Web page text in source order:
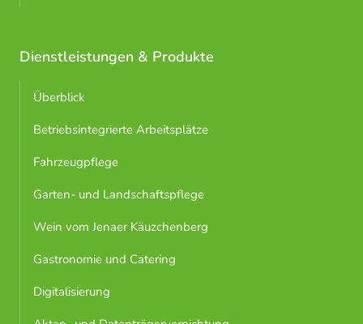
Dienstleistungen & Produkte
Überblick
Betriebsintegrierte Arbeitsplätze
Fahrzeugpflege
Garten- und Landschaftspflege
Wein vom Jenaer Käuzchenberg
Gastronomie und Catering
Digitalisierung